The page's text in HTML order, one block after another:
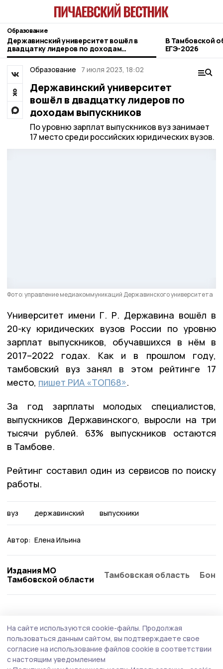
Образование
Державинский университет вошёл в
двадцатку лидеров по доходам
выпускников
В Тамбовской
ЕГЭ-2026
Образование 7 июля 2023, 18:02
Державинский университет
вошёл в двадцатку лидеров по
доходам выпускников
По уровню зарплат выпускников вуз занимает
17 место среди российских юридических вузов.
Фото: управление медиакоммуникаций Державинского университета
Университет имени Г. Р. Державина вошёл в
20-ку юридических вузов России по уровню
зарплат выпускников, обучавшихся в нём в
2017–2022 годах. Как и в прошлом году,
тамбовский вуз занял в этом рейтинге 17
место, пишет РИА «ТОП68».
За год зарплаты молодых специалистов,
выпускников Державинского, выросли на три
тысячи рублей. 63% выпускников остаются
в Тамбове.
Рейтинг составил один из сервисов по поиску
работы.
вуз державинский выпускники
Автор: Елена Ильина
Издания МО
Тамбовской области
Тамбовская область
На сайте используются cookie-файлы. Продолжая
пользоваться данным сайтом, вы подтверждаете свое
согласие на использование файлов cookie в соответствии
с настоящим уведомлением